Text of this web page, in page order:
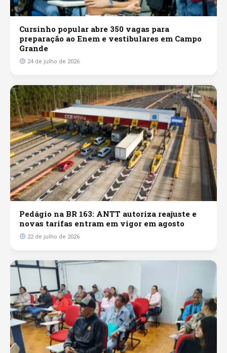
Cursinho popular abre 350 vagas para
preparação ao Enem e vestibulares em Campo
Grande
24 de julho de 2026
Pedágio na BR 163: ANTT autoriza reajuste e
novas tarifas entram em vigor em agosto
22 de julho de 2026